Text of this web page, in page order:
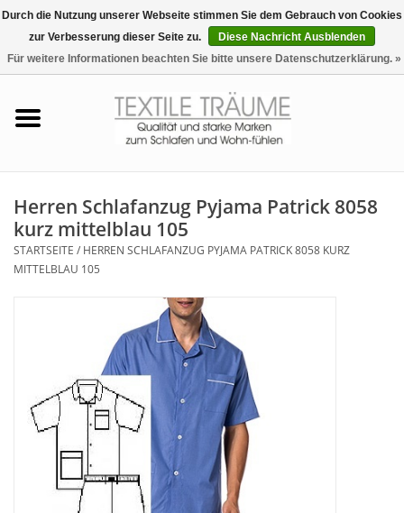
0 Artikel - €0,00
Tag & Nachtwäsche
Badezimmer & Sauna
Haus-Bademäntel
Plaids, Decken, Kissen
Mode & Accessoires
Herren Schlafanzug Pyjama Patrick 8058
kurz mittelblau 105
STARTSEITE / HERREN SCHLAFANZUG PYJAMA PATRICK 8058 KURZ
MITTELBLAU 105
Durch die Nutzung unserer Webseite stimmen Sie dem Gebrauch von Cookies
zur Verbesserung dieser Seite zu.
Diese Nachricht Ausblenden
Für weitere Informationen beachten Sie bitte unsere Datenschutzerklärung. »